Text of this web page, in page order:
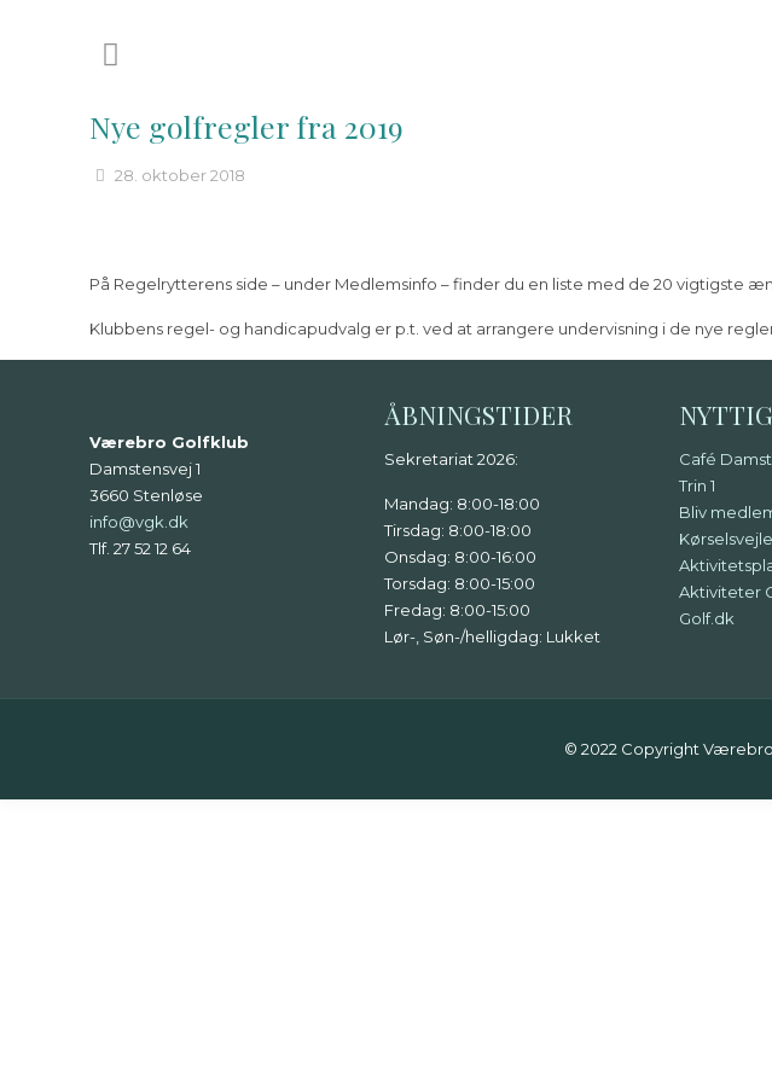
Nye golfregler fra 2019
28. oktober 2018
På Regelrytterens side – under Medlemsinfo – finder du en liste med de 20 vigtigste
Klubbens regel- og handicapudvalg er p.t. ved at arrangere undervisning i de nye
Værebro Golfklub
Damstensvej 1
3660 Stenløse
info@vgk.dk
Tlf. 27 52 12 64
ÅBNINGSTIDER
Sekretariat 2026:
Mandag: 8:00-18:00
Tirsdag: 8:00-18:00
Onsdag: 8:00-16:00
Torsdag: 8:00-15:00
Fredag: 8:00-15:00
Lør-, Søn-/helligdag: Lukket
Café
Trin 1
Bliv
Aktiviteter
Golf.dk
© 2022 Copyright